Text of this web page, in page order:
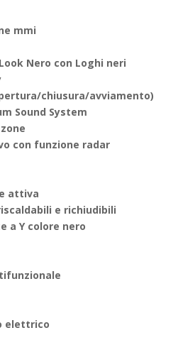
mmi
Nero con Loghi neri
chiusura/avviamento)
Sound System
con funzione radar
attiva
e richiudibili
a Y colore nero
elettrico